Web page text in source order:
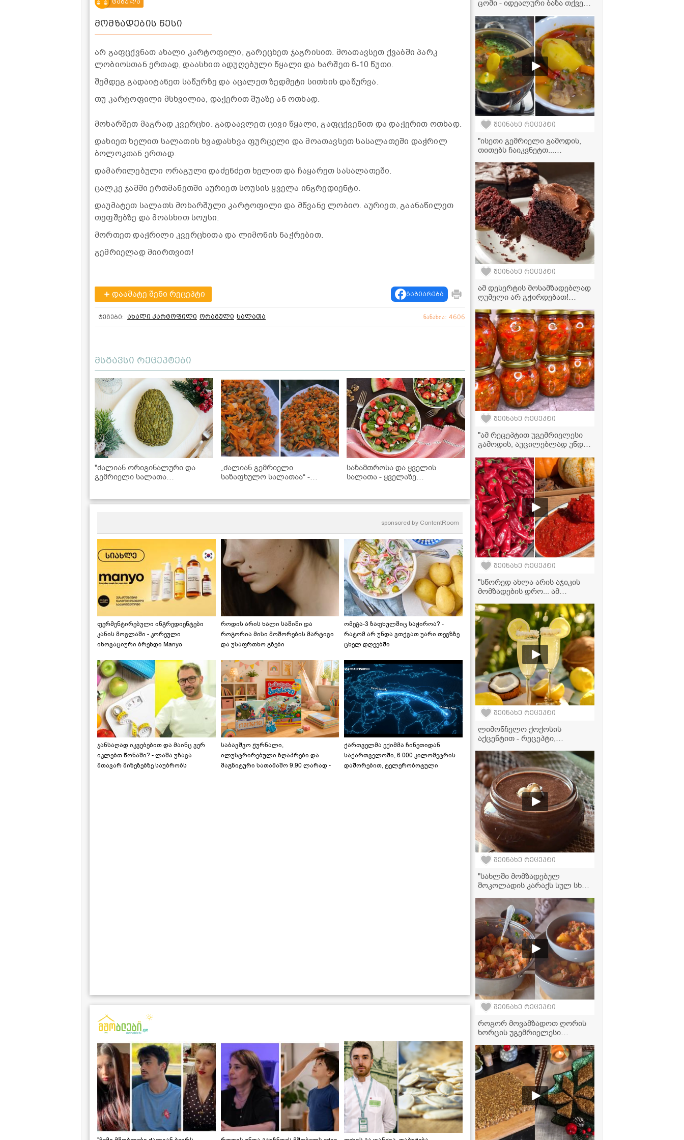
მომზადების წესი
არ გაფცქვნათ ახალი კარტოფილი, გარეცხეთ ჯაგრისით. მოათავსეთ ქვაბში პარკ
ლობიოსთან ერთად, დაასხით ადუღებული წყალი და ხარშეთ 6-10 წუთი.
შემდეგ გადაიტანეთ საწურზე და აცალეთ ზედმეტი სითხის დაწურვა.
თუ კარტოფილი მსხვილია, დაჭერით შუაზე ან ოთხად.
მოხარშეთ მაგრად კვერცხი. გადაავლეთ ცივი წყალი, გაფცქვენით და დაჭერით ოთხად.
დახიეთ ხელით სალათის ხვადასხვა ფურცელი და მოათავსეთ სასალათეში დაჭრილ
ბოლოკთან ერთად.
დამარილებული ორაგული დაძენძეთ ხელით და ჩაყარეთ სასალათეში.
ცალკე ჯამში ერთმანეთში აურიეთ სოუსის ყველა ინგრედიენტი.
დაუმატეთ სალათს მოხარშული კარტოფილი და მწვანე ლობიო. აურიეთ, გაანაწილეთ
თეფშებზე და მოასხით სოუსი.
მორთეთ დაჭრილი კვერცხითა და ლიმონის ნაჭრებით.
გემრიელად მიირთვით!
დაამატე შენი რეცეპტი გაზიარება
ტეგები: ახალი კარტოფილი ორაგული სალათა ნანახია: 4606
მსგავსი რეცეპტები
"ძალიან ორიგინალური და
გემრიელი სალათა
„ძალიან გემრიელი
საზაფხულო სალათაა“ -
საზამთროსა და ყველის
სალათა - ყველაზე
sponsored by ContentRoom
ფერმენტირებული ინგრედიენტები
კანის მოვლაში - კორეული
ინოვაციური ბრენდი Manyo
როდის არის ხალი საშიში და
როგორია მისი მოშორების მარტივი
და უსაფრთხო გზები
ომეგა-3 ზაფხულშიც საჭიროა? -
რატომ არ უნდა ვთქვათ უარი თევზზე
ცხელ დღეებში
ჯანსაღად იკვებებით და მაინც ვერ
იკლებთ წონაში? - ლაშა უჩავა
მთავარ მიზეზებზე საუბრობს
საბავშვო ჟურნალი,
ილუსტრირებული ზღაპრები და
მაგნიტური სათამაშო 9.90 ლარად -
ქართველმა ექიმმა ჩინეთიდან
საქართველოში, 6 000 კილომეტრის
დაშორებით, ტელერობოტული
ცომი - იდეალური ბაზა თქვენი
კრუასანებისა და
ნამცხვრებისთვის!
შეინახე რეცეპტი
"ისეთი გემრიელი გამოდის,
თითებს ჩაიკვნეტთ...
რეცეპტი!" - საქონლის ხორცის
წვნიანი ბოსტნეულთან ერთად
შეინახე რეცეპტი
ამ დესერტის მოსამზადებლად
ღუმელი არ გჭირდებათ!
რომელიც პირში დნება
შეინახე რეცეპტი
"ამ რეცეპტით უგემრიელესი
გამოდის, აუცილებლად უნდა
კონსერვი მკითხველის
რეცეპტით
შეინახე რეცეპტი
"სწორედ ახლა არის აჯიკის
მომზადების დრო... ამ
ხასხასა და გემრიელი" - აჯიკა
ჭარხლით
შეინახე რეცეპტი
ლიმონჩელო ქოქოსის
აქცენტით - რეცეპტი,
წარმოდგენას შეცვლის ამ
სასმელზე!
შეინახე რეცეპტი
"სახლში მომზადებულ
შოკოლადის კარაქს სულ სხვა
ვიდეორეცეპტი
შეინახე რეცეპტი
როგორ მოვამზადოთ ღორის
ხორცის უგემრიელესი
ძალიან გემრიელი და
მარტივი რეცეპტი